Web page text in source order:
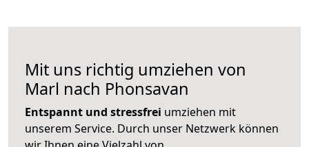
Mit uns richtig umziehen von
Marl nach Phonsavan
Entspannt und stressfrei umziehen mit
unserem Service. Durch unser Netzwerk können